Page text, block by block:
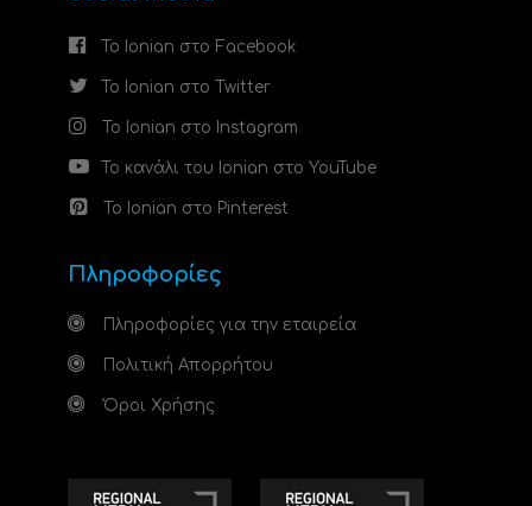
Το Ionian στο Facebook
Το Ionian στο Twitter
Το Ionian στο Instagram
Το κανάλι του Ionian στο YouTube
Το Ionian στο Pinterest
Πληροφορίες
Πληροφορίες για την εταιρεία
Πολιτική Απορρήτου
Όροι Χρήσης